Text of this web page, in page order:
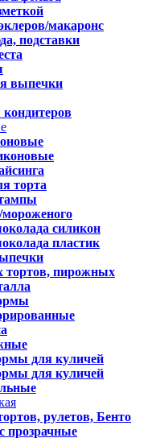
макаронс
подставки
выпечки
торта
мороженого
силикон
пластик
тортов, пирожных
для куличей
для куличей
рулетов, Бенто
прозрачные